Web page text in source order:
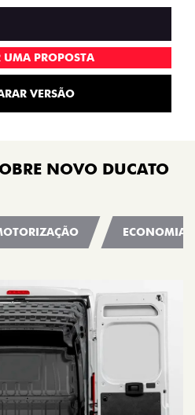
UMA PROPOSTA
VERSÃO
NOVO DUCATO
ECONOMIA